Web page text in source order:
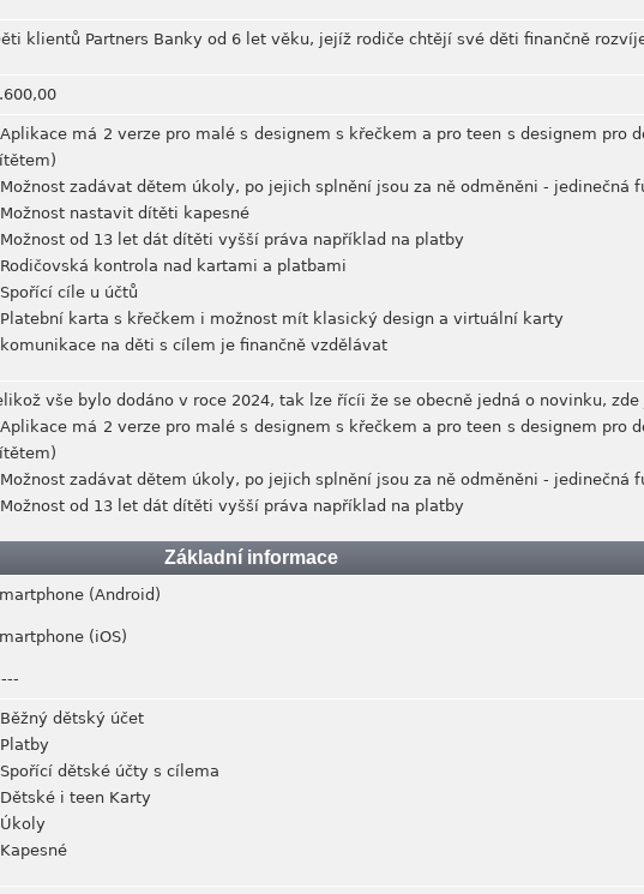
klientů Partners Banky od 6 let věku, jejíž rodiče chtějí své děti finančně
má 2 verze pro malé s designem s křečkem a pro teen s designem pro
zadávat dětem úkoly, po jejich splnění jsou za ně odměněni - jedinečná
nastavit dítěti kapesné
od 13 let dát dítěti vyšší práva například na platby
kontrola nad kartami a platbami
cíle u účtů
karta s křečkem i možnost mít klasický design a virtuální karty
na děti s cílem je finančně vzdělávat
vše bylo dodáno v roce 2024, tak lze řícíi že se obecně jedná o novinku,
má 2 verze pro malé s designem s křečkem a pro teen s designem pro
zadávat dětem úkoly, po jejich splnění jsou za ně odměněni - jedinečná
od 13 let dát dítěti vyšší práva například na platby
Základní informace
(Android)
(iOS)
dětský účet
dětské účty s cílema
i teen Karty